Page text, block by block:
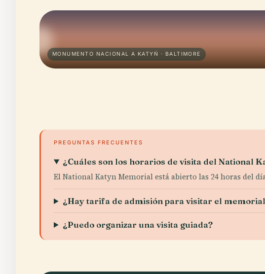
MONUMENTO NACIONAL A KATYŃ · BALTIMORE
PREGUNTAS FRECUENTES
¿Cuáles son los horarios de visita del National
El National Katyn Memorial está abierto las 24 horas del
¿Hay tarifa de admisión para visitar el
¿Puedo organizar una visita guiada?